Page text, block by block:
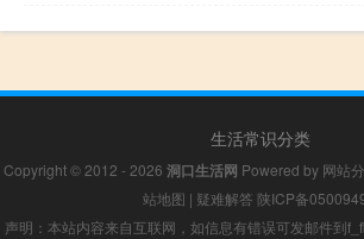
生活常识分类
Copyright © 2012 - 2026 洞口生活网 Powered by 网站
站地图 | 疑难解答 陕ICP备
声明：本站内容来自互联网，如信息有错误可发邮件到